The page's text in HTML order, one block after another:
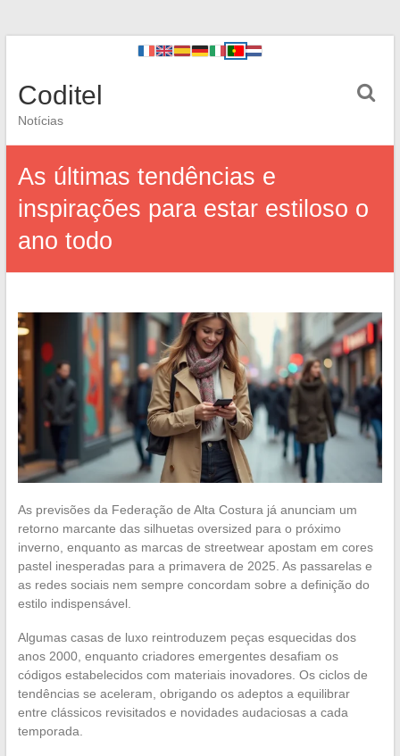
Coditel
Notícias
As últimas tendências e
inspirações para estar estiloso o
ano todo
As previsões da Federação de Alta Costura já anunciam um
retorno marcante das silhuetas oversized para o próximo
inverno, enquanto as marcas de streetwear apostam em cores
pastel inesperadas para a primavera de 2025. As passarelas e
as redes sociais nem sempre concordam sobre a definição do
estilo indispensável.
Algumas casas de luxo reintroduzem peças esquecidas dos
anos 2000, enquanto criadores emergentes desafiam os
códigos estabelecidos com materiais inovadores. Os ciclos de
tendências se aceleram, obrigando os adeptos a equilibrar
entre clássicos revisitados e novidades audaciosas a cada
temporada.